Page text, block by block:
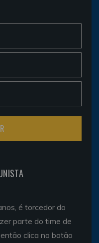
é torcedor do
parte do time de
clica no botão